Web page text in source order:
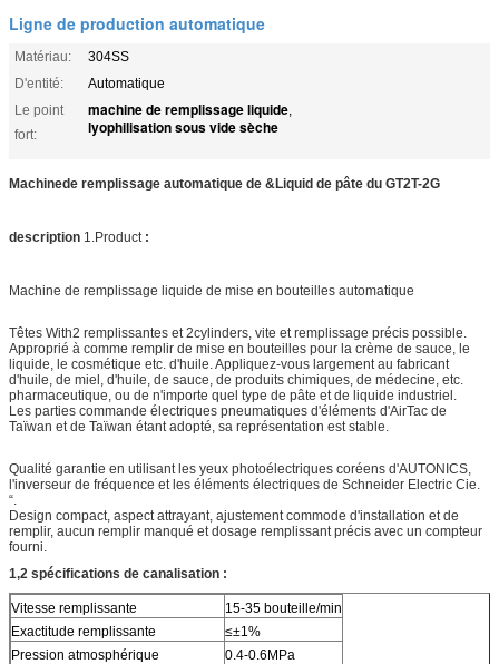
Ligne de production automatique
Matériau:
304SS
D'entité:
Automatique
Le point
fort:
machine de remplissage liquide,
lyophilisation sous vide sèche
Machinede remplissage automatique de &Liquid de pâte du GT2T-2G
description 1.Product :
Machine de remplissage liquide de mise en bouteilles automatique
Têtes With2 remplissantes et 2cylinders, vite et remplissage précis possible.
Approprié à comme remplir de mise en bouteilles pour la crème de sauce, le
liquide, le cosmétique etc. d'huile. Appliquez-vous largement au fabricant
d'huile, de miel, d'huile, de sauce, de produits chimiques, de médecine, etc.
pharmaceutique, ou de n'importe quel type de pâte et de liquide industriel.
Les parties commande électriques pneumatiques d'éléments d'AirTac de
Taïwan et de Taïwan étant adopté, sa représentation est stable.
Qualité garantie en utilisant les yeux photoélectriques coréens d'AUTONICS,
l'inverseur de fréquence et les éléments électriques de Schneider Electric Cie.
“.
Design compact, aspect attrayant, ajustement commode d'installation et de
remplir, aucun remplir manqué et dosage remplissant précis avec un compteur
fourni.
1,2 spécifications de canalisation :
Vitesse remplissante
15-35 bouteille/min
Exactitude remplissante
≤±1%
Pression atmosphérique
0.4-0.6MPa